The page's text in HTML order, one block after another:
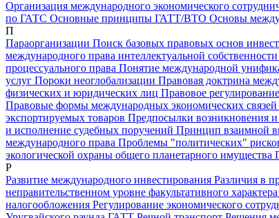
Организация международного экономического
по ГАТС Основные принципы ГАТТ/ВТО Основы
П
Параорганизации Поиск базовых правовых основ
международного права интеллектуальной собственности
процессуального права Понятие международной
услуг Пороки неоглобализации Правовая доктрина
физических и юридических лиц Правовое
Правовые формы международных экономических связей
экспортируемых товаров Предпосылки возникновения
и исполнение судебных поручений Принцип взаимной
международного права Проблемы "политических"
экологической охраны общего планетарного имущества
Р
Развитие международного инвестирования Различия в
неправительственном уровне факультативного
налогообложения Регулирование экономического